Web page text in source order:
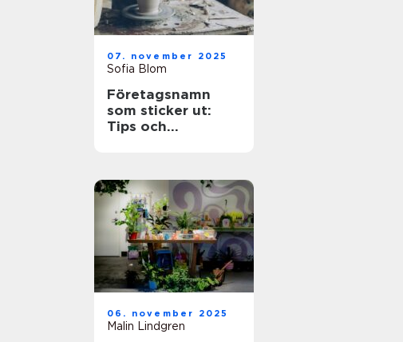
07. november 2025
Sofia Blom
Företagsnamn
som sticker ut:
Tips och
06. november 2025
Malin Lindgren